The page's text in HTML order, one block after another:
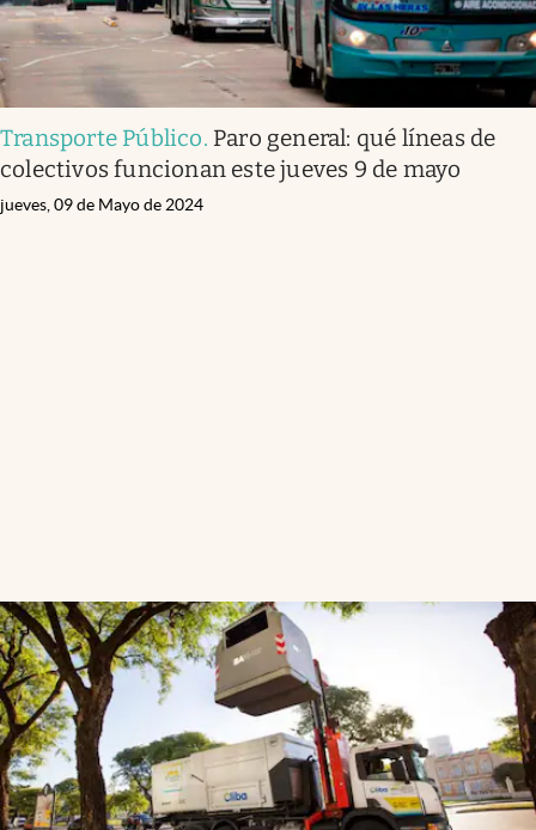
Transporte Público. Paro general: qué líneas de
colectivos funcionan este jueves 9 de mayo
jueves, 09 de Mayo de 2024